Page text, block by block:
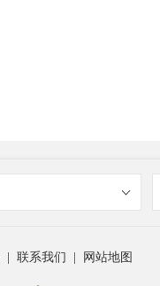
联系我们 网站地图